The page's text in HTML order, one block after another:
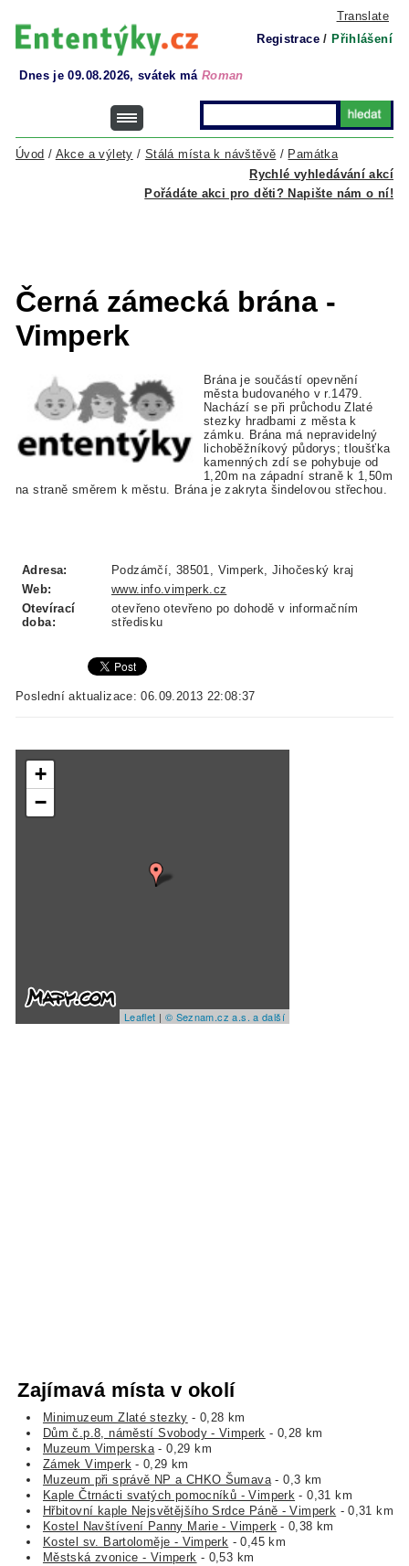
Translate
Registrace / Přihlášení
Dnes je 09.08.2026, svátek má Roman
Rychlé vyhledávání akcí
Úvod / Akce a výlety / Stálá místa k návštěvě / Památka
Pořádáte akci pro děti? Napište nám o ní!
Černá zámecká brána -
Vimperk
Brána je součástí opevnění
města budovaného v r.1479.
Nachází se při průchodu Zlaté
stezky hradbami z města k
zámku. Brána má nepravidelný
lichoběžníkový půdorys; tloušťka
kamenných zdí se pohybuje od
1,20m na západní straně k 1,50m
na straně směrem k městu. Brána je zakryta šindelovou střechou.
Adresa:
Podzámčí, 38501, Vimperk, Jihočeský kraj
Web:
www.info.vimperk.cz
Otevírací
doba:
otevřeno otevřeno po dohodě v informačním
středisku
Poslední aktualizace: 06.09.2013 22:08:37
+
−
Leaflet | © Seznam.cz a.s. a další
Zajímavá místa v okolí
Minimuzeum Zlaté stezky - 0,28 km
Dům č.p.8, náměstí Svobody - Vimperk - 0,28 km
Muzeum Vimperska- 0,29 km
Zámek Vimperk- 0,29 km
Muzeum při správě NP a CHKO Šumava- 0,3 km
Kaple Čtrnácti svatých pomocníků - Vimperk - 0,31 km
Hřbitovní kaple Nejsvětějšího Srdce Páně - Vimperk - 0,31 km
Kostel Navštívení Panny Marie - Vimperk- 0,38 km
Kostel sv. Bartoloměje - Vimperk - 0,45 km
Městská zvonice - Vimperk - 0,53 km